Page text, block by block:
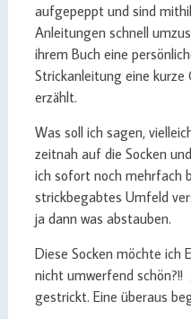
aufgepeppt und sind
Anleitungen schnell
ihrem Buch eine
Strickanleitung eine kurze
erzählt.
Was soll ich sagen,
zeitnah auf die Socken
ich sofort noch mehrfach
strickbegabtes Umfeld
ja dann was abstauben.
Diese Socken möchte ich
nicht umwerfend schön?!!
gestrickt. Eine überaus